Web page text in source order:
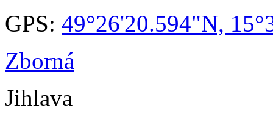
GPS: 49°26'20.594"N,
Zborná
Jihlava